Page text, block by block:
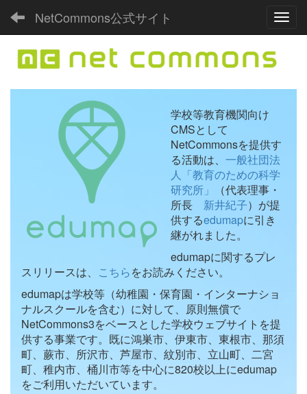
NetCommons公式サイト
学校等教育機関向け
CMSとして
NetCommonsを提供す
る活動は、 一般社団法
人「教育のための科学
研究所」
（代表理事・
所長 新井紀子）が提
供するedumapに引き
継がれました。
edumapに関するプレ
スリリースは、 こちらをお読みください。
edumapは学校等（幼稚園・保育園・インターナショ
ナルスクールを含む）に対して、原則無償で
NetCommons3をベースとした学校ウェブサイトを提
供する事業です。既に鴻巣市、伊東市、東根市、那須
町、蕨市、所沢市、芦屋市、紋別市、立山町、二宮
町、稚内市、桶川市等を中心に820校以上にedumap
をご利用いただいています。